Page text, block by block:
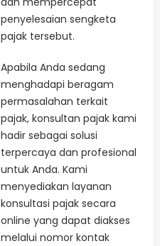
penyelesaian sengketa
pajak tersebut.
Apabila Anda sedang
menghadapi beragam
permasalahan terkait
pajak, konsultan pajak kami
hadir sebagai solusi
terpercaya dan profesional
untuk Anda. Kami
menyediakan layanan
konsultasi pajak secara
online yang dapat diakses
melalui nomor kontak